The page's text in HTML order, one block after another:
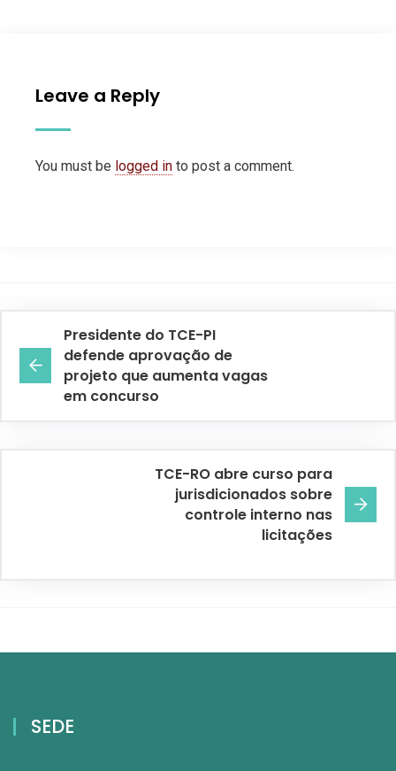
Leave a Reply
You must be logged in to post a comment.
Presidente do TCE-PI
defende aprovação de
projeto que aumenta vagas
em concurso
TCE-RO abre curso para
jurisdicionados sobre
controle interno nas
licitações
SEDE